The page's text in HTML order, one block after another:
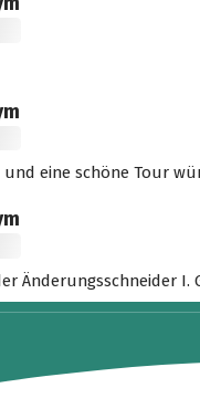
und eine schöne Tour
Änderungsschneider
gute Fahrt!“